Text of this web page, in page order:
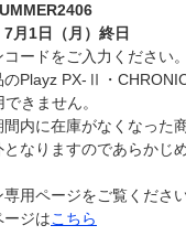
月1日（月）終日
ードをご入力ください。
Playz PX-Ⅱ・
きません。
内に在庫がなくなった
なりますのであらかじ
用ページをご覧ください
ージはこちら